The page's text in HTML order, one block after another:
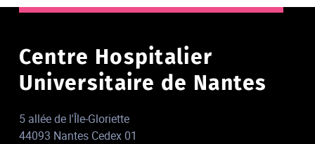
Centre Hospitalier
Universitaire de Nantes
5 allée de l'Île-Gloriette
44093 Nantes Cedex 01